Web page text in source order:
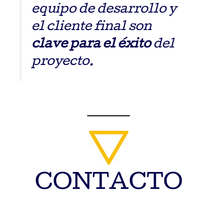
equipo de desarrollo y
el cliente final son
clave para el éxitodel
proyecto.
CONTACTO